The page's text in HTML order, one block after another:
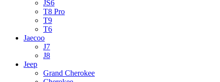
JS6
T8 Pro
T9
T6
Jaecoo
J7
J8
Jeep
Grand Cherokee